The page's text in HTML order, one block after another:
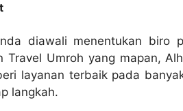
diawali menentukan biro
Umroh yang mapan,
layanan terbaik pada
langkah.